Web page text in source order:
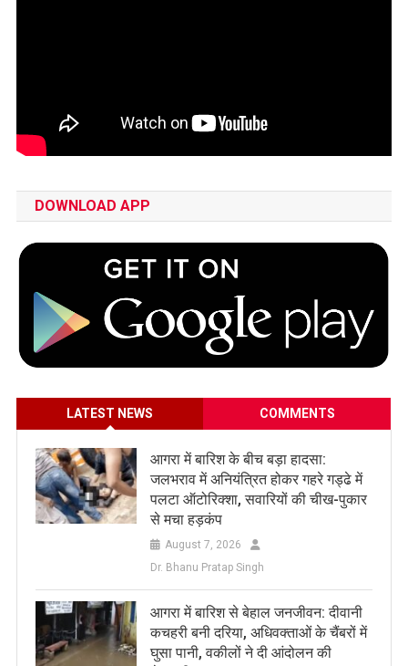
DOWNLOAD APP
LATEST NEWS COMMENTS
आगरा में बारिश के बीच बड़ा हादसा:
जलभराव में अनियंत्रित होकर गहरे गड्ढे में
पलटा ऑटोरिक्शा, सवारियों की चीख-पुकार
से मचा हड़कंप
August 7, 2026
Dr. Bhanu Pratap Singh
आगरा में बारिश से बेहाल जनजीवन: दीवानी
कचहरी बनी दरिया, अधिवक्ताओं के चैंबरों में
घुसा पानी, वकीलों ने दी आंदोलन की